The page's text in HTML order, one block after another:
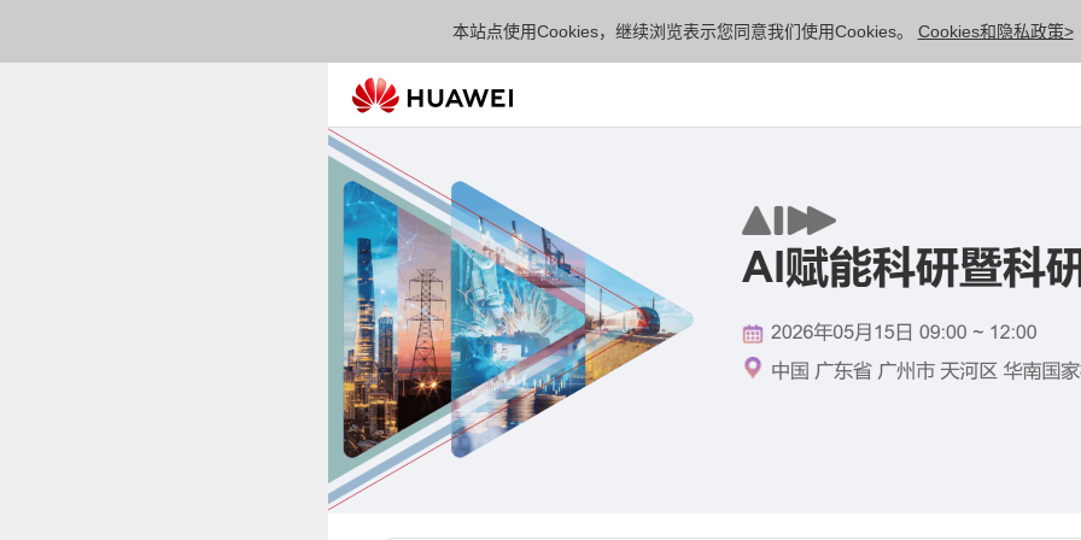
本站点使用Cookies，继续浏览表示您同意我们使用Cookies。 Cookies和隐私政策>